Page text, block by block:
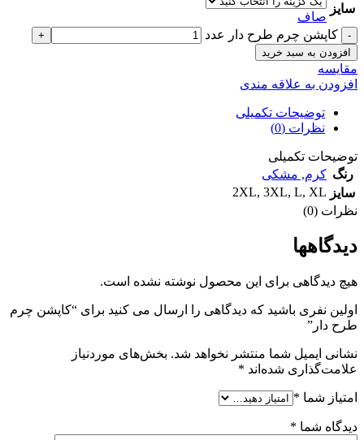
سایز
صاف
کاپشن چرم طرح دار عدد
افزودن به سبد خرید
مقايسه
افزودن به علاقه مندی
توضیحات تکمیلی
نظرات (0)
توضیحات تکمیلی
رنگ کرم, مشکی
سایز
2XL, 3XL, L, XL
نظرات (0)
دیدگاهها
هیچ دیدگاهی برای این محصول نوشته نشده است.
اولین نفری باشید که دیدگاهی را ارسال می کنید برای “کاپشن چرم
طرح دار”
نشانی ایمیل شما منتشر نخواهد شد. بخش‌های موردنیاز
علامت‌گذاری شده‌اند *
امتیاز شما *
دیدگاه شما *